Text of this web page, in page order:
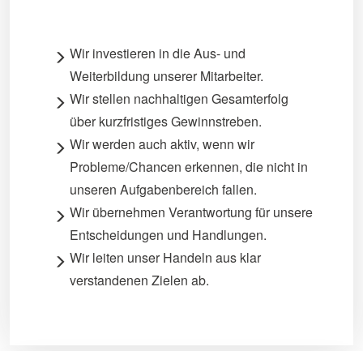
Wir investieren in die Aus- und
Weiterbildung unserer Mitarbeiter.
Wir stellen nachhaltigen Gesamterfolg
über kurzfristiges Gewinnstreben.
Wir werden auch aktiv, wenn wir
Probleme/Chancen erkennen, die nicht in
unseren Aufgabenbereich fallen.
Wir übernehmen Verantwortung für unsere
Entscheidungen und Handlungen.
Wir leiten unser Handeln aus klar
verstandenen Zielen ab.